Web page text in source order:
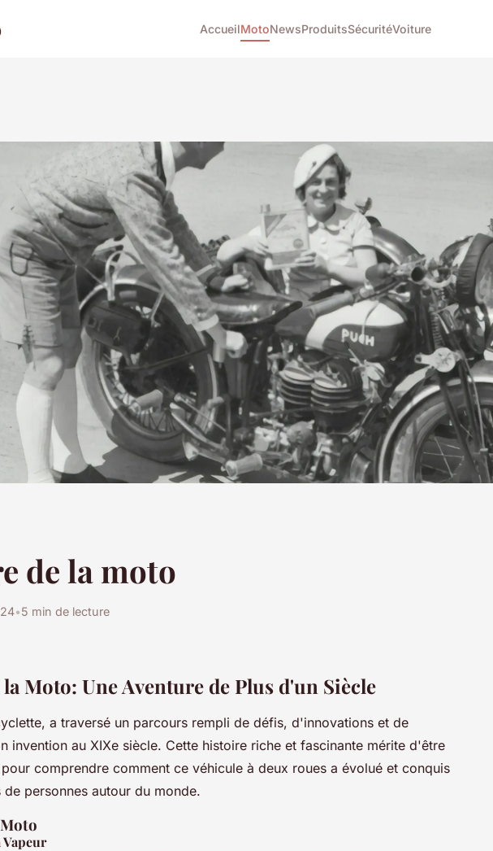
AccueilMotoNewsProduitsSécuritéVoiture
de la moto
•5 min de lecture
Moto: Une Aventure de Plus d'un Siècle
a traversé un parcours rempli de défis, d'innovations et de
invention au XIXe siècle. Cette histoire riche et fascinante mérite d'être
comprendre comment ce véhicule à deux roues a évolué et conquis
personnes autour du monde.